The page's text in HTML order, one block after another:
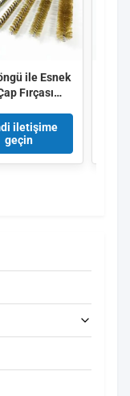
ile Esnek
Fırçası
İç Duvar Pas
için
Boru
iletişime
geçin